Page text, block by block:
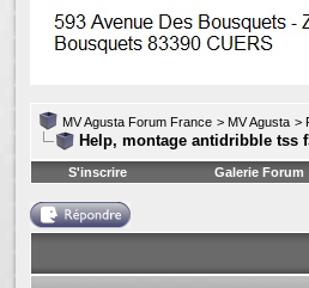
MV Agusta Forum France > MV Agusta >
Help, montage antidribble tss
S'inscrire Galerie Forum